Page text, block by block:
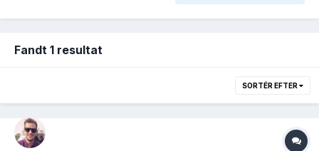
Fandt 1 resultat
SORTÉR EFTER